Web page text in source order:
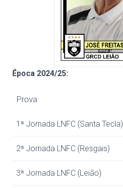
Época 2024/25:
Prova
1ª Jornada LNFC (Santa Tecla)
2ª Jornada LNFC (Resgais)
3ª Jornada LNFC (Leião)